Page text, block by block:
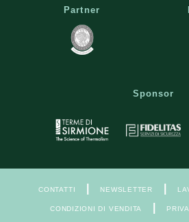
Partner
Sponsor
CONTATTI NEWSLETTER
CONDIZIONI DI VENDITA